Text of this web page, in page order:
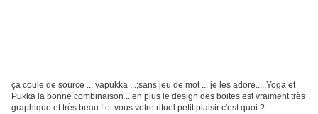
ça coule de source ... yapukka ...;sans jeu de mot ... je les adore.....Yoga et
Pukka la bonne combinaison ...en plus le design des boites est vraiment très
graphique et très beau ! et vous votre rituel petit plaisir c'est quoi ?